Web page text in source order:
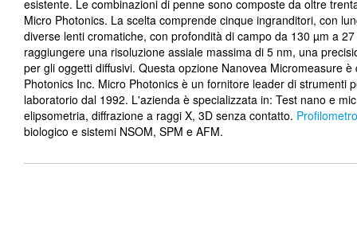
esistente. Le combinazioni di penne sono composte da oltre
Micro Photonics. La scelta comprende cinque ingranditori, con
diverse lenti cromatiche, con profondità di campo da 130 µm a
raggiungere una risoluzione assiale massima di 5 nm, una
per gli oggetti diffusivi. Questa opzione Nanovea Micromeasure
Photonics Inc. Micro Photonics è un fornitore leader di strumenti
laboratorio dal 1992. L'azienda è specializzata in: Test nano e
elipsometria, diffrazione a raggi X, 3D senza contatto. Profilometro
biologico e sistemi NSOM, SPM e AFM.